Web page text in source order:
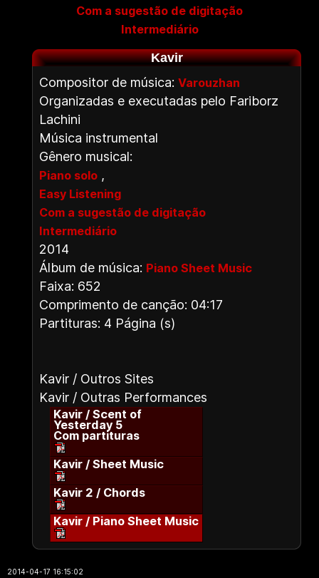
Com a sugestão de digitação
Intermediário
Kavir
Compositor de música: Varouzhan
Organizadas e executadas pelo Fariborz
Lachini
Música instrumental
Gênero musical:
Piano solo ,
Easy Listening
Com a sugestão de digitação
Intermediário
2014
Álbum de música: Piano Sheet Music
Faixa: 652
Comprimento de canção: 04:17
Partituras: 4 Página (s)
Kavir / Outros Sites
Kavir / Outras Performances
Kavir / Scent of
Yesterday 5
Com partituras
Kavir / Sheet Music
Kavir 2 / Chords
Kavir / Piano Sheet Music
2014-04-17 16:15:02